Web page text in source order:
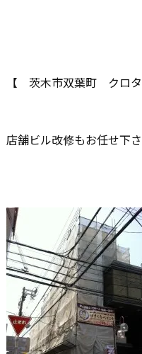
【 茨木市双葉町 クロ
店舗ビル改修もお任せ下さ